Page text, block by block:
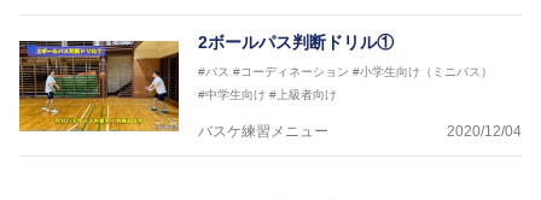
2ボールパス判断ドリル①
#パス #コーディネーション #小学生向け（ミニバス）
#中学生向け #上級者向け
バスケ練習メニュー 2020/12/04